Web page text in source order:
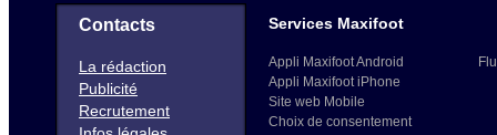
Contacts
La rédaction
Publicité
Recrutement
Services Maxifoot
Appli Maxifoot Android
Appli Maxifoot iPhone
Site web Mobile
Choix de consentement